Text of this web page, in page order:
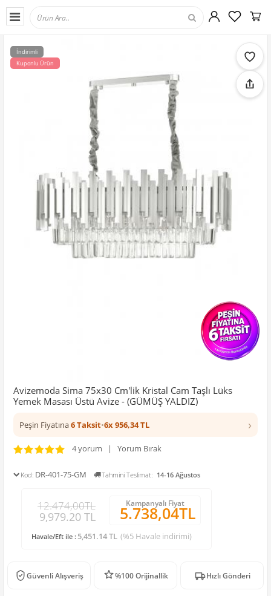
İndirimli
Kuponlu Ürün
Avizemoda Sima 75x30 Cm'lik Kristal Cam Taşlı Lüks
Yemek Masası Üstü Avize - (GÜMÜŞ YALDIZ)
Peşin Fiyatına6 Taksit•6x 956,34 TL ›
4 yorum | Yorum Bırak
Kod: DR-401-75-GM Tahmini Teslimat: 14-16 Ağustos
12.474,00TL
9,979.20 TL
Kampanyalı Fiyat
5.738,04TL
Havale/Eft ile : 5,451.14 TL (%5 Havale indirimi)
Güvenli Alışveriş %100 Orijinallik Hızlı Gönderi